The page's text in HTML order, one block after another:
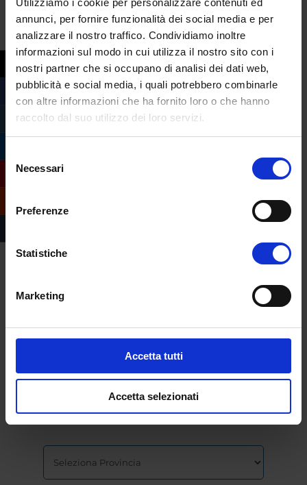
annunci, per fornire funzionalità dei social media e per
analizzare il nostro traffico. Condividiamo inoltre
informazioni sul modo in cui utilizza il nostro sito con i
nostri partner che si occupano di analisi dei dati web,
pubblicità e social media, i quali potrebbero combinarle
con altre informazioni che ha fornito loro o che hanno
raccolto dal suo utilizzo dei loro servizi.
delNecessari
Preferenze
Statistiche
Marketing
Accetta tutti
Accetta selezionati
Compila il form e
richiedi informazioni
sull’offerta formativa